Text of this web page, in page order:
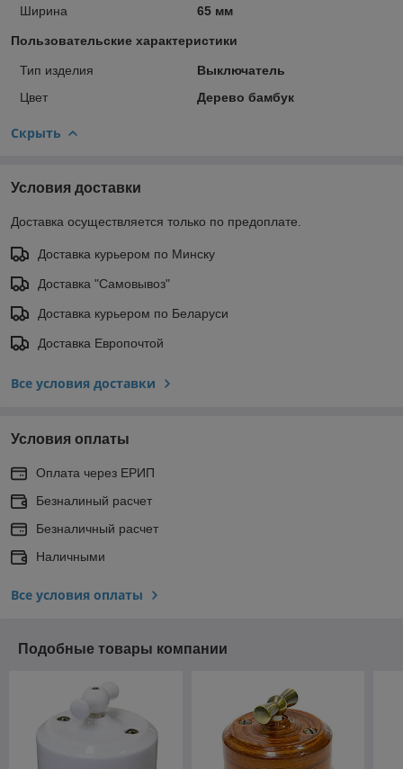
Ширина
65 мм
Пользовательские характеристики
Тип изделия
Выключатель
Цвет
Дерево бамбук
Скрыть
Условия доставки
Доставка осуществляется только по предоплате.
Доставка курьером по Минску
Доставка "Самовывоз"
Доставка курьером по Беларуси
Доставка Европочтой
Все условия доставки
Условия оплаты
Оплата через ЕРИП
Безналиный расчет
Безналичный расчет
Наличными
Все условия оплаты
Подобные товары компании